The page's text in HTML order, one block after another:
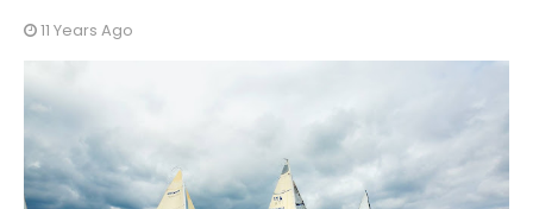
11 Years Ago